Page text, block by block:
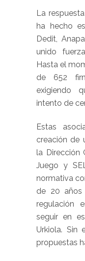
La
ha hecho
Dedit,
unido
Hasta el
de 652
exigiendo
intento de
Estas
creación de
la Dirección
Juego y
normativa
de 20 años
regulación
seguir en
Urkiola. Sin
propuestas